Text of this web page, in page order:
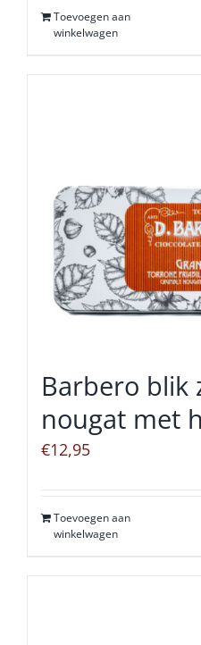
Toevoegen aan
winkelwagen
Barbero blik
nougat met
€12,95
Toevoegen aan
winkelwagen